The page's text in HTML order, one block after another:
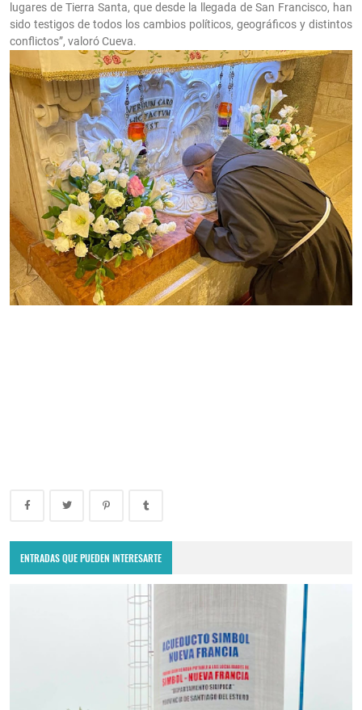
lugares de Tierra Santa, que desde la llegada de San Francisco, han
sido testigos de todos los cambios políticos, geográficos y distintos
conflictos”, valoró Cueva.
ENTRADAS QUE PUEDEN INTERESARTE